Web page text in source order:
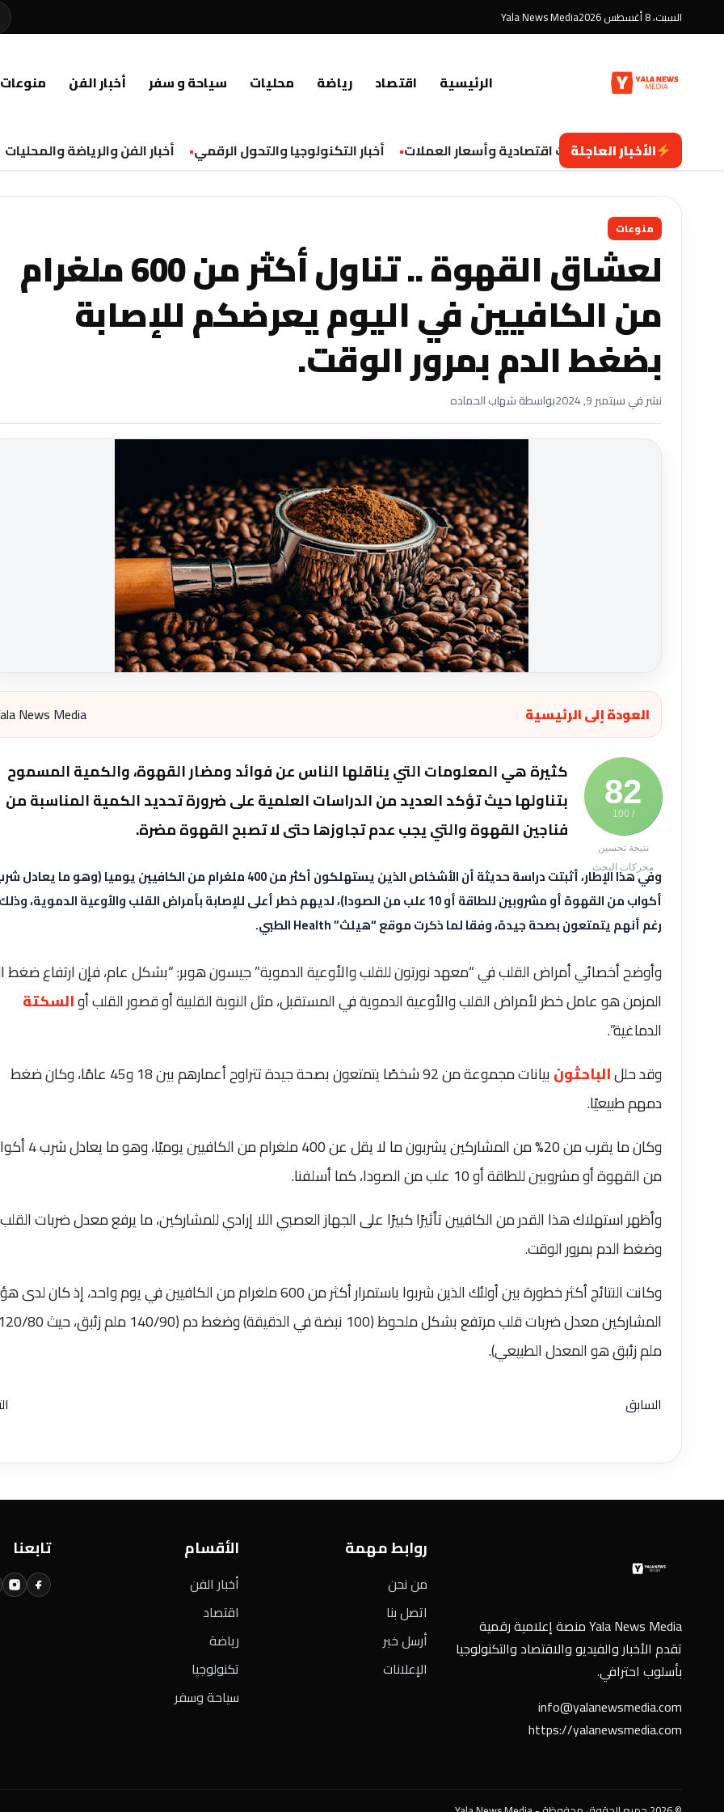
السبت، 8 أغسطس 2026 Yala News Media
الرئيسية اقتصاد رياضة محليات سياحة و سفر أخبار الفن منوعات
الأخبار العاجلةتحديثات اقتصادية وأسعار العملات أخبار التكنولوجيا والتحول الرقمي أخبار الفن والرياضة والمحليات
منوعات
لعشاق القهوة .. تناول أكثر من 600 ملغرام
من الكافيين في اليوم يعرضكم للإصابة
بضغط الدم بمرور الوقت.
نشر في سبتمبر 9, 2024 بواسطة شهاب الحماده
العودة إلى الرئيسية News Media
82
/ 100
نتيجة تحسين
محركات البحث
كثيرة هي المعلومات التي يناقلها الناس عن فوائد ومضار القهوة، والكمية المسموح
بتناولها حيث تؤكد العديد من الدراسات العلمية على ضرورة تحديد الكمية المناسبة من
فناجين القهوة والتي يجب عدم تجاوزها حتى لا تصبح القهوة مضرة.
أكواب من القهوة أو مشروبين للطاقة أو 10 علب من الصودا)، لديهم خطر أعلى للإصابة بأمراض القلب والأوعية الدموية، وذلك
رغم أنهم يتمتعون بصحة جيدة، وفقا لما ذكرت موقع “هيلث” Health الطبي.
وأوضح أخصائي أمراض القلب في “معهد نورتون للقلب والأوعية الدموية” جيسون هوبر: “بشكل عام، فإن ارتفاع ضغط
المزمن هو عامل خطر لأمراض القلب والأوعية الدموية في المستقبل، مثل النوبة القلبية أو قصور القلب أوالسكتة
الدماغية”.
وقد حللالباحثون
بيانات مجموعة من 92 شخصًا يتمتعون بصحة جيدة تتراوح أعمارهم بين 18 و45 عامًا، وكان ضغط
دمهم طبيعيًا.
وكان ما يقرب من 20% من المشاركين يشربون ما لا يقل عن 400
من القهوة أو مشروبين للطاقة أو 10 علب من الصودا، كما أسلفنا.
وأظهر استهلاك هذا القدر من الكافيين تأثيرًا كبيرًا على الجهاز العصبي اللا إرادي للمشاركين، ما يرفع معدل ضربات القلب
وضغط الدم بمرور الوقت.
وكانت النتائج أكثر خطورة بين أولئك الذين شربوا باستمرار أكثر من 600 ملغرام من الكافيين في يوم واحد، إذ كان
المشاركين معدل ضربات قلب مرتفع بشكل ملحوظ (100 نبضة في الدقيقة) وضغط دم (140/90 ملم زئبق، حيث 120/80
ملم زئبق هو المعدل الطبيعي).
السابق
Yala News Media منصة إعلامية رقمية
تقدم الأخبار والفيديو والاقتصاد والتكنولوجيا
بأسلوب احترافي.
info@yalanewsmedia.com
https://yalanewsmedia.com
روابط مهمة
من نحن
اتصل بنا
أرسل خبر
الإعلانات
الأقسام
أخبار الفن
اقتصاد
رياضة
تكنولوجيا
سياحة وسفر
تابعنا